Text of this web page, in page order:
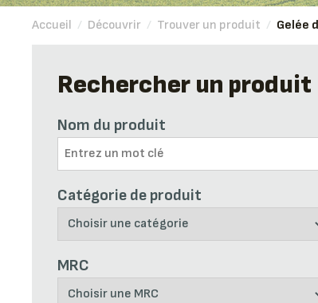
Accueil / Découvrir / Trouver un produit / Gelée
Rechercher un produit
Nom du produit
Catégorie de produit
MRC